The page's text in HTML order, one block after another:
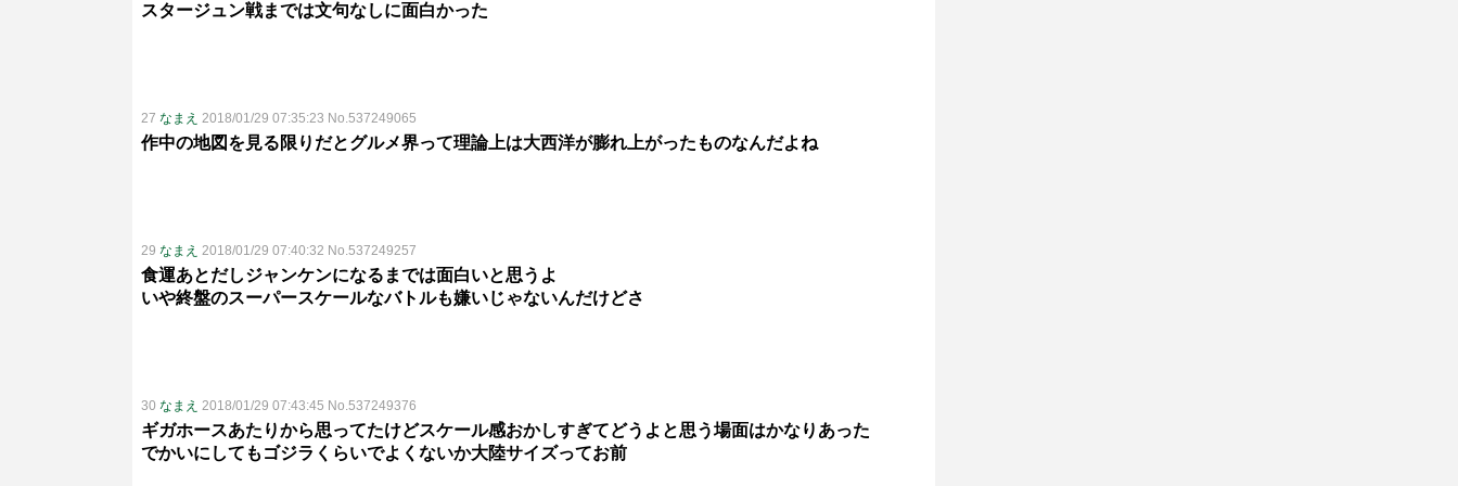
スタージュン戦までは文句なしに面白かった
27 なまえ 2018/01/29 07:35:23 No.537249065
作中の地図を見る限りだとグルメ界って理論上は大西洋が膨れ上がったものなんだよね
29 なまえ 2018/01/29 07:40:32 No.537249257
食運あとだしジャンケンになるまでは面白いと思うよ
いや終盤のスーパースケールなバトルも嫌いじゃないんだけどさ
30 なまえ 2018/01/29 07:43:45 No.537249376
ギガホースあたりから思ってたけどスケール感おかしすぎてどうよと思う場面はかなりあった
でかいにしてもゴジラくらいでよくないか大陸サイズってお前